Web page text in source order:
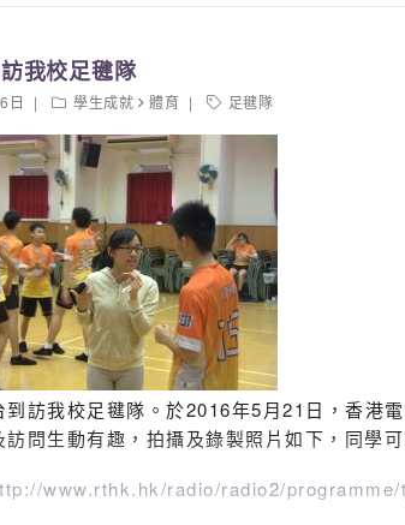
Days Out》 是香港電視娛樂ViuTV製作
我校足毽隊
日 學生成就 體育 足毽隊
到訪我校足毽隊。於2016年5月21日，香港
訪問生動有趣，拍攝及錄製照片如下，同學
www.rthk.hk/radio/radio2/